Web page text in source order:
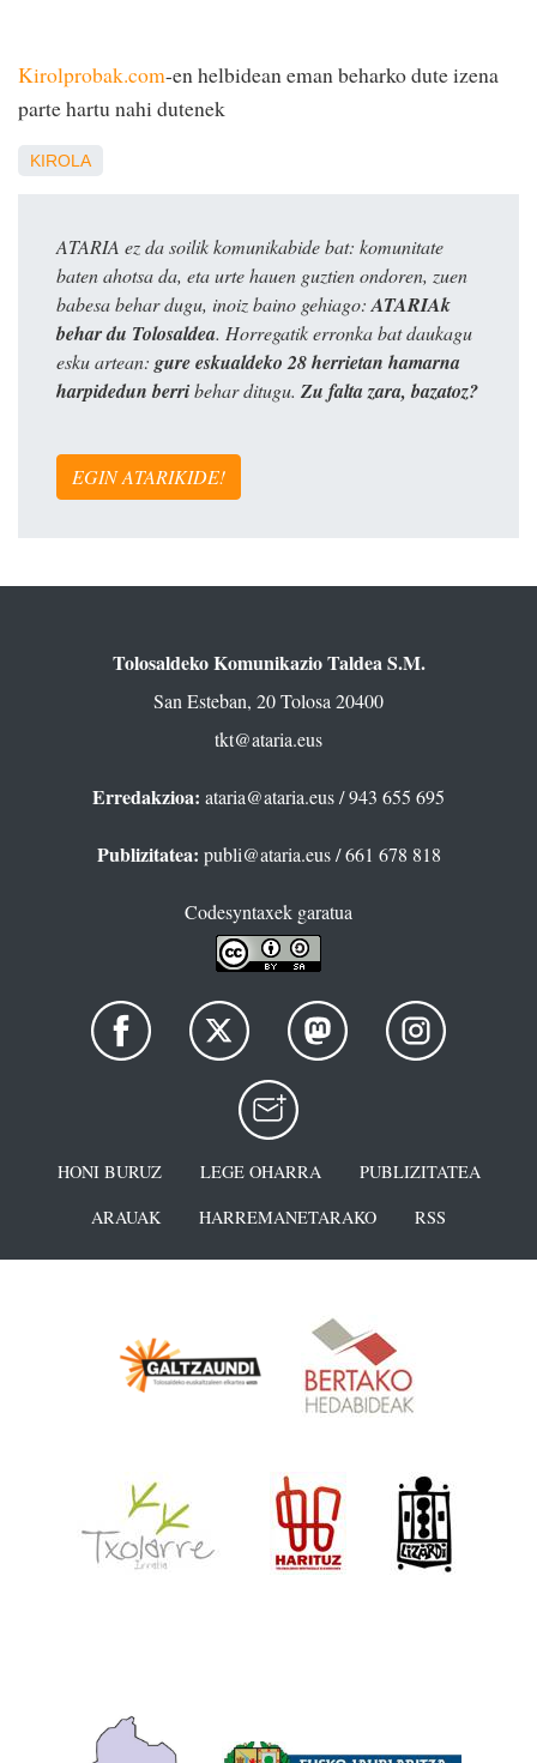
Kirolprobak.com-en helbidean eman beharko dute izena
parte hartu nahi dutenek
KIROLA
ATARIA ez da soilik komunikabide bat: komunitate
baten ahotsa da, eta urte hauen guztien ondoren, zuen
babesa behar dugu, inoiz baino gehiago: ATARIAk
behar du Tolosaldea. Horregatik erronka bat daukagu
esku artean: gure eskualdeko 28 herrietan hamarna
harpidedun berribehar ditugu. Zu falta zara, bazatoz?
EGIN ATARIKIDE!
Tolosaldeko Komunikazio Taldea S.M.
San Esteban, 20 Tolosa 20400
tkt@ataria.eus
Erredakzioa: ataria@ataria.eus/ 943 655 695
Publizitatea: publi@ataria.eus/ 661 678 818
Codesyntaxek garatua
HONI BURUZ LEGE OHARRA
PUBLIZITATEA
ARAUAK
HARREMANETARAKO RSS